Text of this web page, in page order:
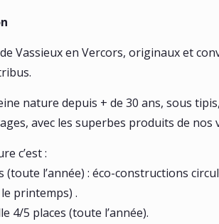
Vassieux en Vercors, originaux et
nature depuis + de 30 ans, sous
avec les superbes produits de nos
c’est :
(toute l’année) : éco-constructions
printemps) .
4/5 places (toute l’année).